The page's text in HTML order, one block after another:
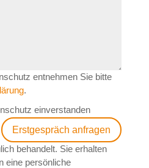
entnehmen Sie bitte
.
einverstanden
Erstgespräch anfragen
behandelt. Sie erhalten
eine persönliche